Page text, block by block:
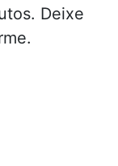
Deixe